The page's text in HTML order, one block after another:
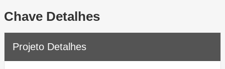
Chave Detalhes
Projeto Detalhes